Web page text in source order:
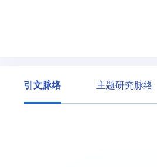
引文脉络 主题研究脉络